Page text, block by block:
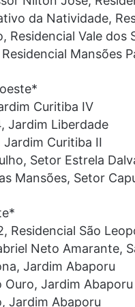
da Natividade,
Residencial Vale dos
Mansões
Curitiba IV
Jardim Liberdade
Jardim Curitiba II
Setor Estrela
Mansões, Setor
Residencial São
Neto Amarante,
Jardim Abaporu
Ouro, Jardim Abaporu
Jardim Abaporu